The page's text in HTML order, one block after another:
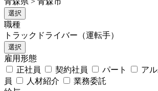
選択
職種
トラックドライバー（運転手）
選択
雇用形態
正社員
契約社員 パート ア
員
人材紹介
業務委託